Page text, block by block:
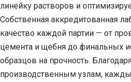
линейку растворов и
Собственная аккредитованная
качество каждой партии — от
цемента и щебня до финальных
образцов на прочность.
производственным узлам,